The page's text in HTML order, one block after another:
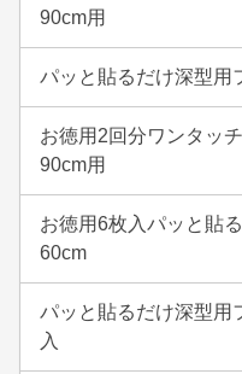
90cm用
パッと貼るだけ深型用
お徳用2回分ワンタッ
90cm用
お徳用6枚入パッと貼
60cm
パッと貼るだけ深型用
入